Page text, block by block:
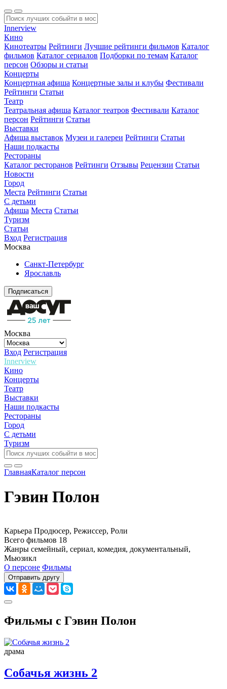
Innerview
Кино
Кинотеатры Рейтинги Лучшие рейтинги фильмов Каталог
фильмов Каталог сериалов Подборки по темам Каталог
персон Обзоры и статьи
Концерты
Концертная афиша Концертные залы и клубы Фестивали
Рейтинги Статьи
Театр
Театральная афиша Каталог театров Фестивали Каталог
персон Рейтинги Статьи
Выставки
Афиша выставок Музеи и галереи Рейтинги Статьи
Наши подкасты
Рестораны
Каталог ресторанов Рейтинги Отзывы Рецензии Статьи
Новости
Город
Места Рейтинги Статьи
С детьми
Афиша Места Статьи
Туризм
Статьи
Вход Регистрация
Москва
Санкт-Петербург
Ярославль
Подписаться
Москва
Вход Регистрация
Innerview
Кино
Концерты
Театр
Выставки
Наши подкасты
Рестораны
Город
С детьми
Туризм
ГлавнаяКаталог персон
Гэвин Полон
Карьера Продюсер, Режиссер, Роли
Всего фильмов 18
Жанры семейный, сериал, комедия, документальный,
Мьюзикл
О персоне Фильмы
Отправить другу
Фильмы с Гэвин Полон
драма
Собачья жизнь 2